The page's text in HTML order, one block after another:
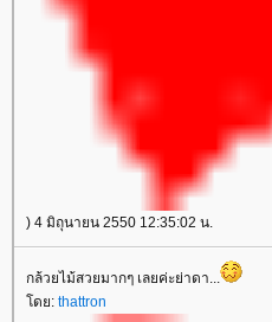
) 4 มิถุนายน 2550 12:35:02 น.
กล้วยไม้สวยมากๆ เลยค่ะย่าดา...
ดย: thattron